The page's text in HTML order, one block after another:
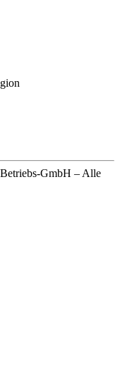
GmbH – Alle